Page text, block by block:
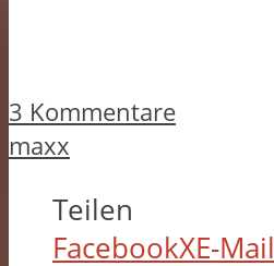
3 Kommentare
maxx
Teilen
FacebookXE-Mail